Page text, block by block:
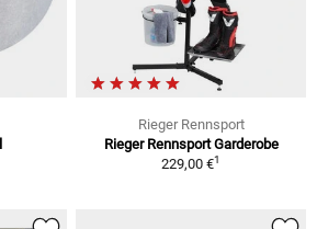
Rieger Rennsport
Rieger Rennsport Garderobe
229,00 €1